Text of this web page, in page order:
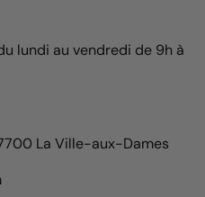
lundi au vendredi de 9h à
La Ville-aux-Dames